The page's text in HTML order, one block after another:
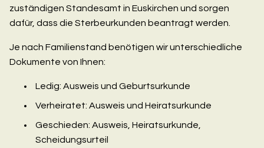
zuständigen Standesamt in Euskirchen und sorgen
dafür, dass die Sterbeurkunden beantragt werden.
Je nach Familienstand benötigen wir unterschiedliche
Dokumente von Ihnen:
Ledig: Ausweis und Geburtsurkunde
Verheiratet: Ausweis und Heiratsurkunde
Geschieden: Ausweis, Heiratsurkunde,
Scheidungsurteil